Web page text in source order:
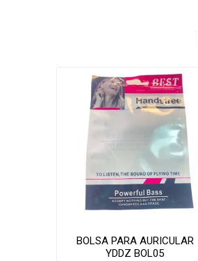
BOLSA PARA AURICULAR
YDDZ BOL05